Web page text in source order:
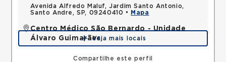
Compartilhe este perfil
Avenida Alfredo Maluf, Jardim Santo Antonio,
Santo Andre, SP, 09240410 •
Mapa
Centro Médico São Bernardo - Unidade
Álvaro Guimarães
Avenida Alvaro Guimaraes, Assuncao, Sao Bernardo
do Campo, SP, 09810010 •
Mapa
Veja mais locais